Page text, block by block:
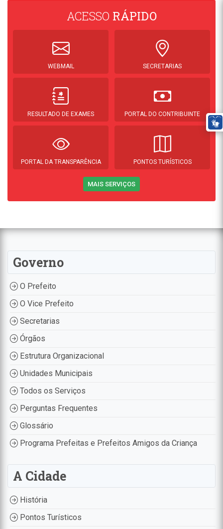
ACESSO RÁPIDO
WEBMAIL SECRETARIAS
RESULTADO DE EXAMES PORTAL DO CONTRIBUINTE
PORTAL DA TRANSPARÊNCIA PONTOS TURÍSTICOS
MAIS SERVIÇOS
Governo
O Prefeito
O Vice Prefeito
Secretarias
Órgãos
Estrutura Organizacional
Unidades Municipais
Todos os Serviços
Perguntas Frequentes
Glossário
Programa Prefeitas e Prefeitos Amigos da Criança
A Cidade
História
Pontos Turísticos